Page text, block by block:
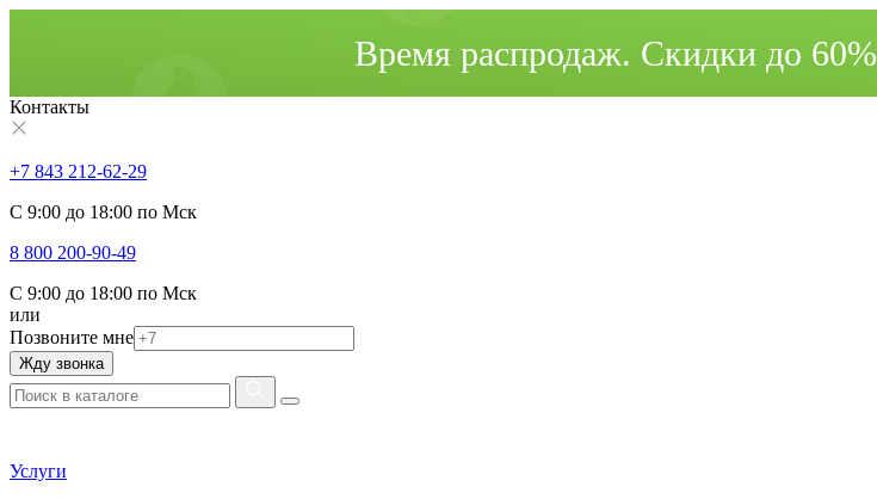
Время распродаж. Cкидки до 60%
Контакты
+7 843 212-62-29
С 9:00 до 18:00 по Мск
8 800 200-90-49
С 9:00 до 18:00 по Мск
или
Позвоните мне
Жду звонка
Услуги